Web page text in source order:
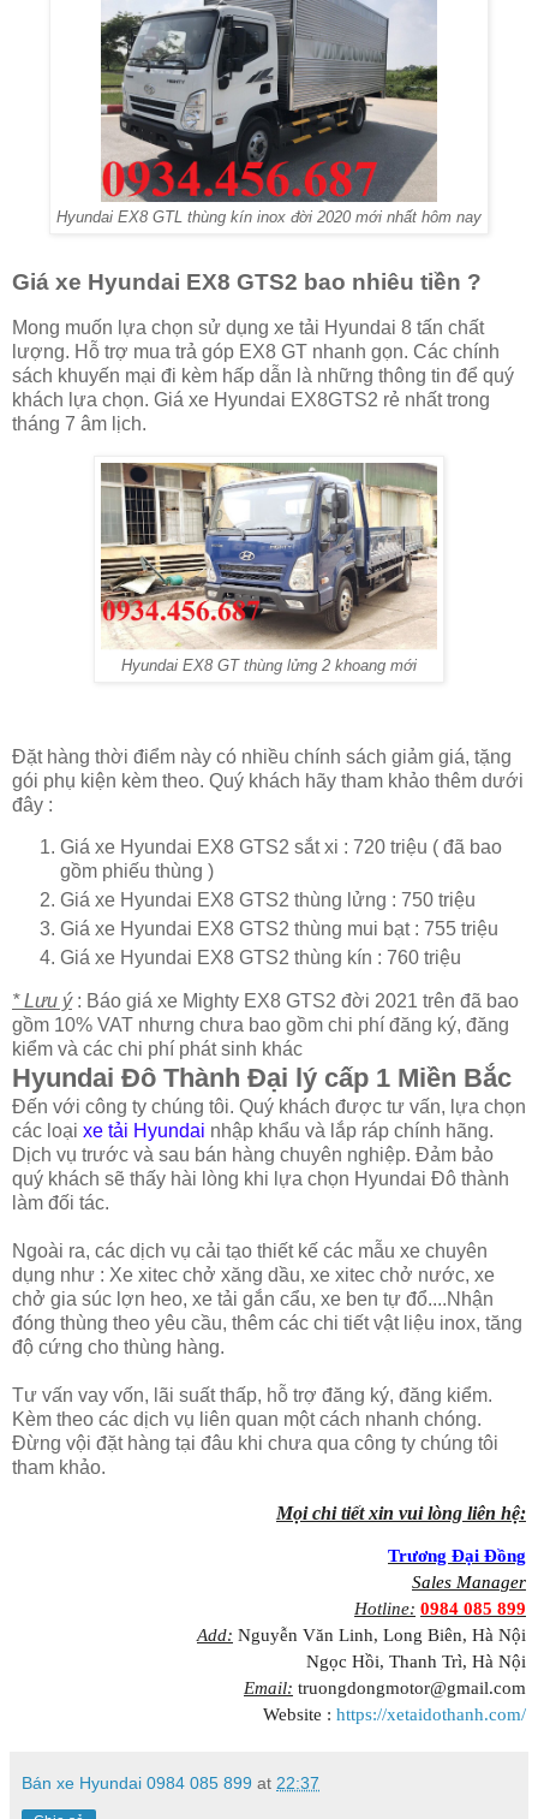
Hyundai EX8 GTL thùng kín inox đời 2020 mới nhất hôm nay
Giá xe Hyundai EX8 GTS2 bao nhiêu tiền ?
Mong muốn lựa chọn sử dụng xe tải Hyundai 8 tấn chất
lượng. Hỗ trợ mua trả góp EX8 GT nhanh gọn. Các chính
sách khuyến mại đi kèm hấp dẫn là những thông tin để quý
khách lựa chọn. Giá xe Hyundai EX8GTS2 rẻ nhất trong
tháng 7 âm lịch.
Hyundai EX8 GT thùng lửng 2 khoang mới
Đặt hàng thời điểm này có nhiều chính sách giảm giá, tặng
gói phụ kiện kèm theo. Quý khách hãy tham khảo thêm dưới
đây :
Giá xe Hyundai EX8 GTS2 sắt xi : 720 triệu ( đã bao
gồm phiếu thùng )
Giá xe Hyundai EX8 GTS2 thùng lửng : 750 triệu
Giá xe Hyundai EX8 GTS2 thùng mui bạt : 755 triệu
Giá xe Hyundai EX8 GTS2 thùng kín : 760 triệu
* Lưu ý: Báo giá xe Mighty EX8 GTS2 đời 2021 trên đã bao
gồm 10% VAT nhưng chưa bao gồm chi phí đăng ký, đăng
kiểm và các chi phí phát sinh khác
Hyundai Đô Thành Đại lý cấp 1 Miền Bắc
Đến với công ty chúng tôi. Quý khách được tư vấn, lựa chọn
các loại xe tải Hyundai nhập khẩu và lắp ráp chính hãng.
Dịch vụ trước và sau bán hàng chuyên nghiệp. Đảm bảo
quý khách sẽ thấy hài lòng khi lựa chọn Hyundai Đô thành
làm đối tác.
Ngoài ra, các dịch vụ cải tạo thiết kế các mẫu xe chuyên
dụng như : Xe xitec chở xăng dầu, xe xitec chở nước, xe
chở gia súc lợn heo, xe tải gắn cẩu, xe ben tự đổ....Nhận
đóng thùng theo yêu cầu, thêm các chi tiết vật liệu inox, tăng
độ cứng cho thùng hàng.
Tư vấn vay vốn, lãi suất thấp, hỗ trợ đăng ký, đăng kiểm.
Kèm theo các dịch vụ liên quan một cách nhanh chóng.
Đừng vội đặt hàng tại đâu khi chưa qua công ty chúng tôi
tham khảo.
Mọi chi tiết xin vui lòng liên hệ:
Trương Đại Đồng
Sales Manager
Hotline: 0984 085 899
Add: Nguyễn Văn Linh, Long Biên, Hà Nội
Ngọc Hồi, Thanh Trì, Hà Nội
Email: truongdongmotor@gmail.com
Website : https://xetaidothanh.com/
Bán xe Hyundai 0984 085 899 at 22:37